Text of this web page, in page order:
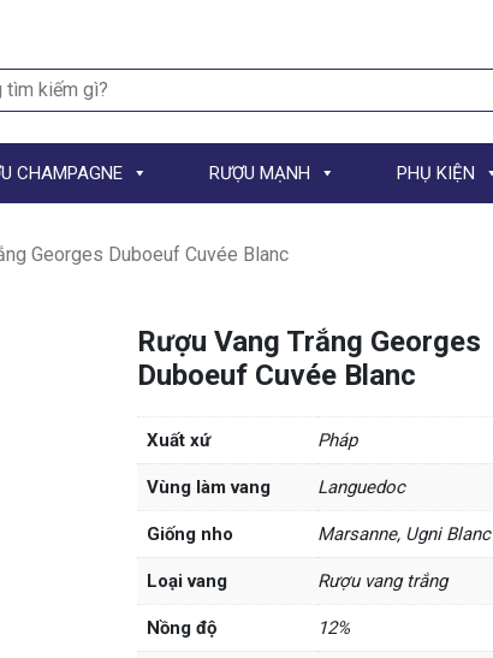
CHAMPAGNE RƯỢU MẠNH PHỤ KIỆN
Georges Duboeuf Cuvée Blanc
Rượu Vang Trắng Georges
Duboeuf Cuvée Blanc
Xuất xứ Pháp
Vùng làm vang Languedoc
Giống nho Marsanne, Ugni Blanc
Loại vang Rượu vang trắng
Nồng độ 12%